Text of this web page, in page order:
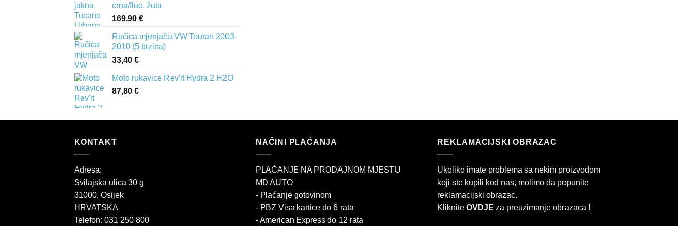
crna/fluo. žuta
169,90 €
Ručica mjenjača VW Touran 2003-
2010 (5 brzina)
33,40 €
Moto rukavice Rev'it Hydra 2 H2O
87,80 €
KONTAKT
Adresa:
Svilajska ulica 30 g
31000, Osijek
HRVATSKA
Telefon: 031 250 800
NAČINI PLAĆANJA
PLAĆANJE NA PRODAJNOM MJESTU
MD AUTO
- Plaćanje gotovinom
- PBZ Visa kartice do 6 rata
- American Express do 12 rata
REKLAMACIJSKI OBRAZAC
Ukoliko imate problema sa nekim proizvodom
koji ste kupili kod nas, molimo da popunite
reklamacijski obrazac.
Kliknite OVDJE za preuzimanje obrazaca !